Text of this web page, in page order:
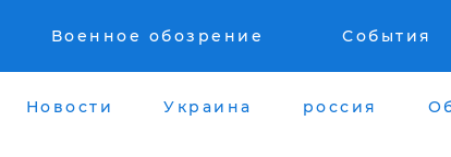
Военное обозрение События
Новости Украина россия